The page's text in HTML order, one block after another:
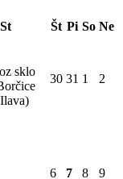
St Št Pi So Ne
sklo
30 31 1 2
6 7 8 9